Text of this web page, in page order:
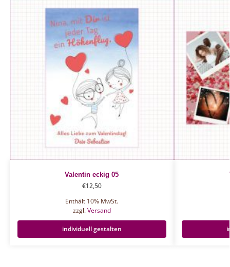
Valentin eckig 05
€12,50
Enthält 10% MwSt.
zzgl.Versand
individuell gestalten